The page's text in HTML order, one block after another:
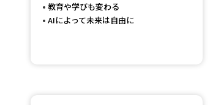
教育や学びも変わる
AIによって未来は自由に